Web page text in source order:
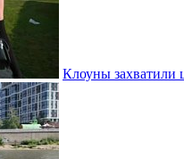
Клоуны захватили